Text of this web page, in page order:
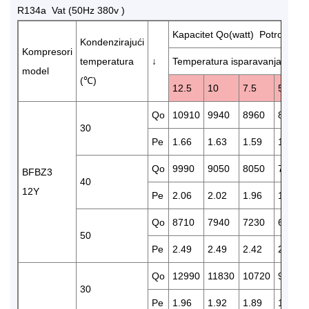
R134a Vat (50Hz 380v )
Kompresori
model
Kondenzirajući
temperatura
(℃)
↓
Kapacitet Qo(watt) Potrošnja
Temperatura isparavanja (℃)
12.5 10 7.5 5
BFBZ3
12Y
30
Qo 10910 9940 8960 8190
Pe 1.66 1.63 1.59 1.55
40
Qo 9990 9050 8050 7390
Pe 2.06 2.02 1.96 1.90
50
Qo 8710 7940 7230 6520
Pe 2.49 2.49 2.42 2.35
30
Qo 12990 11830 10720 9700
Pe 1.96 1.92 1.89 1.83